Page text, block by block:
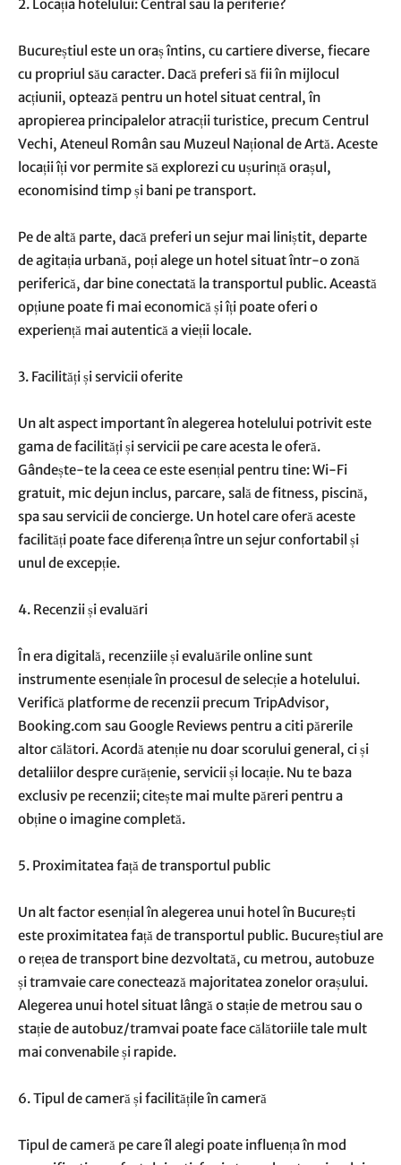
2. Locația hotelului: Central sau la periferie?
Bucureștiul este un oraș întins, cu cartiere diverse, fiecare
cu propriul său caracter. Dacă preferi să fii în mijlocul
acțiunii, optează pentru un hotel situat central, în
apropierea principalelor atracții turistice, precum Centrul
Vechi, Ateneul Român sau Muzeul Național de Artă. Aceste
locații îți vor permite să explorezi cu ușurință orașul,
economisind timp și bani pe transport.
Pe de altă parte, dacă preferi un sejur mai liniștit, departe
de agitația urbană, poți alege un hotel situat într-o zonă
periferică, dar bine conectată la transportul public. Această
opțiune poate fi mai economică și îți poate oferi o
experiență mai autentică a vieții locale.
3. Facilități și servicii oferite
Un alt aspect important în alegerea hotelului potrivit este
gama de facilități și servicii pe care acesta le oferă.
Gândește-te la ceea ce este esențial pentru tine: Wi-Fi
gratuit, mic dejun inclus, parcare, sală de fitness, piscină,
spa sau servicii de concierge. Un hotel care oferă aceste
facilități poate face diferența între un sejur confortabil și
unul de excepție.
4. Recenzii și evaluări
În era digitală, recenziile și evaluările online sunt
instrumente esențiale în procesul de selecție a hotelului.
Verifică platforme de recenzii precum TripAdvisor,
Booking.com sau Google Reviews pentru a citi părerile
altor călători. Acordă atenție nu doar scorului general, ci și
detaliilor despre curățenie, servicii și locație. Nu te baza
exclusiv pe recenzii; citește mai multe păreri pentru a
obține o imagine completă.
5. Proximitatea față de transportul public
Un alt factor esențial în alegerea unui hotel în București
este proximitatea față de transportul public. Bucureștiul are
o rețea de transport bine dezvoltată, cu metrou, autobuze
și tramvaie care conectează majoritatea zonelor orașului.
Alegerea unui hotel situat lângă o stație de metrou sau o
stație de autobuz/tramvai poate face călătoriile tale mult
mai convenabile și rapide.
6. Tipul de cameră și facilitățile în cameră
Tipul de cameră pe care îl alegi poate influența în mod